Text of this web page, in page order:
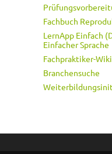
Fachbuch
LernApp Einfach
Einfacher Sprache
Fachpraktiker-Wiki
Branchensuche